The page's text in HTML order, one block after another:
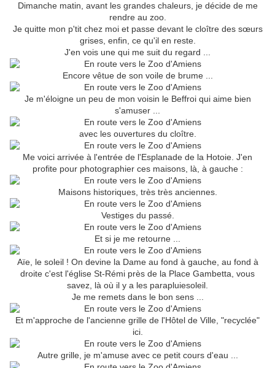
Dimanche matin, avant les grandes chaleurs, je décide de me
rendre au zoo.
Je quitte mon p'tit chez moi et passe devant le cloître des sœurs
grises, enfin, ce qu'il en reste.
J'en vois une qui me suit du regard ...
Encore vêtue de son voile de brume ...
Je m'éloigne un peu de mon voisin le Beffroi qui aime bien
s'amuser ...
avec les ouvertures du cloître.
Me voici arrivée à l'entrée de l'Esplanade de la Hotoie. J'en
profite pour photographier ces maisons, là, à gauche :
Maisons historiques, très très anciennes.
Vestiges du passé.
Et si je me retourne ...
Aïe, le soleil ! On devine la Dame au fond à gauche, au fond à
droite c'est l'église St-Rémi près de la Place Gambetta, vous
savez, là où il y a les parapluiesoleil.
Je me remets dans le bon sens ...
Et m'approche de l'ancienne grille de l'Hôtel de Ville, "recyclée"
ici.
Autre grille, je m'amuse avec ce petit cours d'eau ...